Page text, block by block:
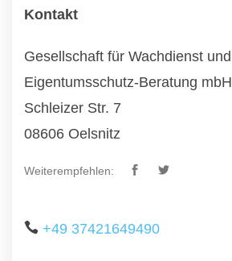
Kontakt
Gesellschaft für Wachdienst und
Eigentumsschutz-Beratung mbH
Schleizer Str. 7
08606 Oelsnitz
Weiterempfehlen:
+49 37421649490